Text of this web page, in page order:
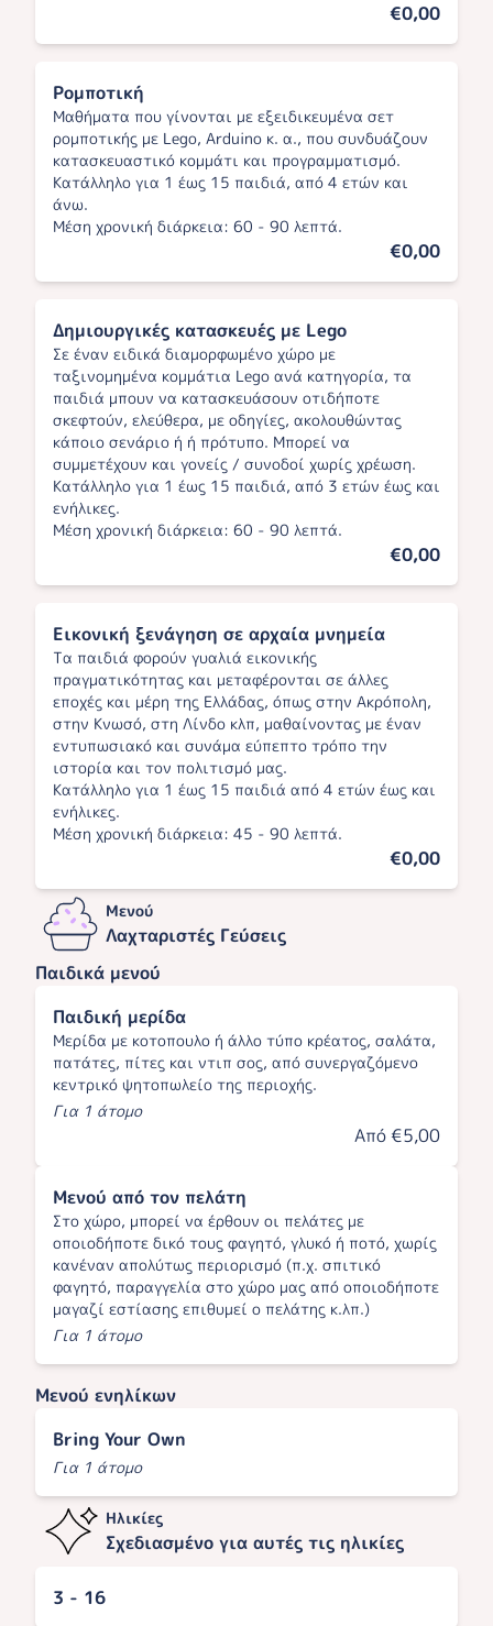
€0,00
Ρομποτική
Μαθήματα που γίνονται με εξειδικευμένα σετ
ρομποτικής με Lego, Arduino κ. α., που συνδυάζουν
κατασκευαστικό κομμάτι και προγραμματισμό.
Κατάλληλο για 1 έως 15 παιδιά, από 4 ετών και
άνω.
Μέση χρονική διάρκεια: 60 - 90 λεπτά.
€0,00
Δημιουργικές κατασκευές με Lego
Σε έναν ειδικά διαμορφωμένο χώρο με
ταξινομημένα κομμάτια Lego ανά κατηγορία, τα
παιδιά μπουν να κατασκευάσουν οτιδήποτε
σκεφτούν, ελεύθερα, με οδηγίες, ακολουθώντας
κάποιο σενάριο ή ή πρότυπο. Μπορεί να
συμμετέχουν και γονείς / συνοδοί χωρίς χρέωση.
Κατάλληλο για 1 έως 15 παιδιά, από 3 ετών έως και
ενήλικες.
Μέση χρονική διάρκεια: 60 - 90 λεπτά.
€0,00
Εικονική ξενάγηση σε αρχαία μνημεία
Τα παιδιά φορούν γυαλιά εικονικής
πραγματικότητας και μεταφέρονται σε άλλες
εποχές και μέρη της Ελλάδας, όπως στην Ακρόπολη,
στην Κνωσό, στη Λίνδο κλπ, μαθαίνοντας με έναν
εντυπωσιακό και συνάμα εύπεπτο τρόπο την
ιστορία και τον πολιτισμό μας.
Κατάλληλο για 1 έως 15 παιδιά από 4 ετών έως και
ενήλικες.
Μέση χρονική διάρκεια: 45 - 90 λεπτά.
€0,00
Μενού
Λαχταριστές Γεύσεις
Παιδικά μενού
Παιδική μερίδα
Μερίδα με κοτοπουλο ή άλλο τύπο κρέατος, σαλάτα,
πατάτες, πίτες και ντιπ σος, από συνεργαζόμενο
κεντρικό ψητοπωλείο της περιοχής.
Για 1 άτομο
Από €5,00
Μενού από τον πελάτη
Στο χώρο, μπορεί να έρθουν οι πελάτες με
οποιοδήποτε δικό τους φαγητό, γλυκό ή ποτό, χωρίς
κανέναν απολύτως περιορισμό (π.χ. σπιτικό
φαγητό, παραγγελία στο χώρο μας από οποιοδήποτε
μαγαζί εστίασης επιθυμεί ο πελάτης κ.λπ.)
Για 1 άτομο
Μενού ενηλίκων
Bring Your Own
Για 1 άτομο
Ηλικίες
Σχεδιασμένο για αυτές τις ηλικίες
3 - 16